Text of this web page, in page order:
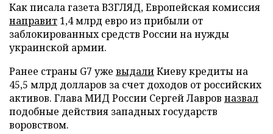
Как писала газета ВЗГЛЯД, Европейская комиссия
направит 1,4 млрд евро из прибыли от
заблокированных средств России на нужды
украинской армии.
Ранее страны G7 уже выдалиКиеву кредиты на
45,5 млрд долларов за счет доходов от российских
активов. Глава МИД России Сергей Лавров назвал
подобные действия западных государств
воровством.